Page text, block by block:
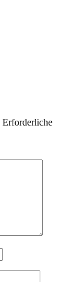
Erforderliche